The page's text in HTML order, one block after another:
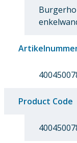
Product Code